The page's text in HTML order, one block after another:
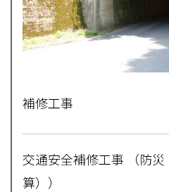
補修工事
交通安全補修工事 （防
算））